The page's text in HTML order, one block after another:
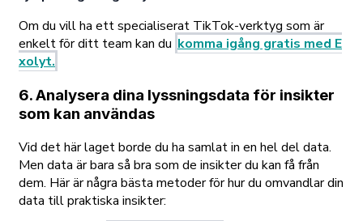
Om du vill ha ett specialiserat TikTok-verktyg som är
enkelt för ditt team kan du komma igång gratis med E
xolyt.
6. Analysera dina lyssningsdata för insikter
som kan användas
Vid det här laget borde du ha samlat in en hel del data.
Men data är bara så bra som de insikter du kan få från
dem. Här är några bästa metoder för hur du omvandlar din
data till praktiska insikter: